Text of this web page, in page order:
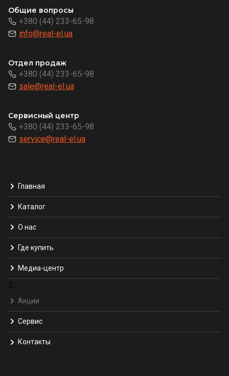
Общие вопросы
+380 (44) 233-65-98
info@real-el.ua
Отдел продаж
+380 (44) 233-65-98
sale@real-el.ua
Сервисный центр
+380 (44) 233-65-98
service@real-el.ua
Главная
Каталог
О нас
Где купить
Медиа-центр
1
Акции
Сервис
Контакты